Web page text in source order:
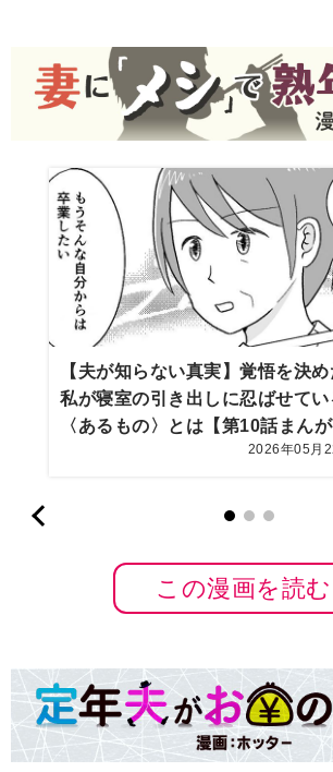
【夫が知らない真実】覚悟を決め
私が寝室の引き出しに忍ばせてい
〈あるもの〉とは【第10話まんが
2026年05月
この漫画を読む